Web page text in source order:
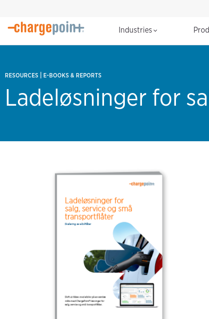
Industries
RESOURCES E-BOOKS & REPORTS
Ladeløsninger for